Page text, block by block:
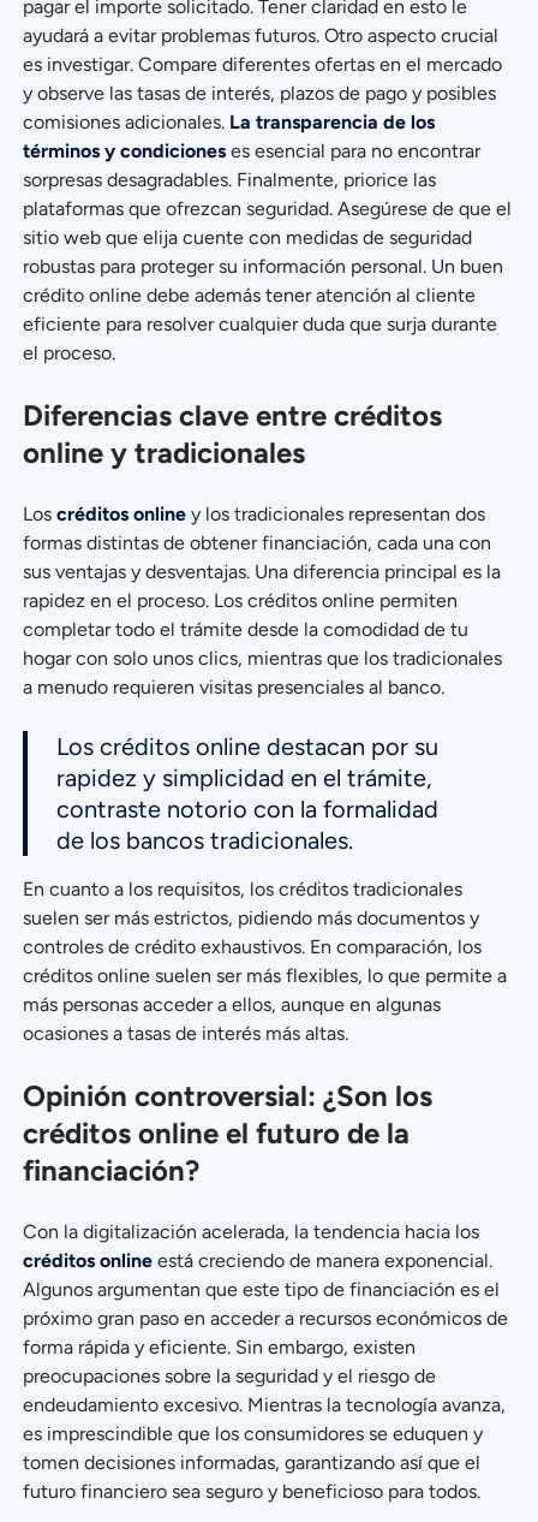
pagar el importe solicitado. Tener claridad en esto le
ayudará a evitar problemas futuros. Otro aspecto crucial
es investigar. Compare diferentes ofertas en el mercado
y observe las tasas de interés, plazos de pago y posibles
comisiones adicionales. La transparencia de los
términos y condiciones es esencial para no encontrar
sorpresas desagradables. Finalmente, priorice las
plataformas que ofrezcan seguridad. Asegúrese de que el
sitio web que elija cuente con medidas de seguridad
robustas para proteger su información personal. Un buen
crédito online debe además tener atención al cliente
eficiente para resolver cualquier duda que surja durante
el proceso.
Diferencias clave entre créditos
online y tradicionales
Loscréditos online y los tradicionales representan dos
formas distintas de obtener financiación, cada una con
sus ventajas y desventajas. Una diferencia principal es la
rapidez en el proceso. Los créditos online permiten
completar todo el trámite desde la comodidad de tu
hogar con solo unos clics, mientras que los tradicionales
a menudo requieren visitas presenciales al banco.
Los créditos online destacan por su
rapidez y simplicidad en el trámite,
contraste notorio con la formalidad
de los bancos tradicionales.
En cuanto a los requisitos, los créditos tradicionales
suelen ser más estrictos, pidiendo más documentos y
controles de crédito exhaustivos. En comparación, los
créditos online suelen ser más flexibles, lo que permite a
más personas acceder a ellos, aunque en algunas
ocasiones a tasas de interés más altas.
Opinión controversial: ¿Son los
créditos online el futuro de la
financiación?
Con la digitalización acelerada, la tendencia hacia los
créditos online está creciendo de manera exponencial.
Algunos argumentan que este tipo de financiación es el
próximo gran paso en acceder a recursos económicos de
forma rápida y eficiente. Sin embargo, existen
preocupaciones sobre la seguridad y el riesgo de
endeudamiento excesivo. Mientras la tecnología avanza,
es imprescindible que los consumidores se eduquen y
tomen decisiones informadas, garantizando así que el
futuro financiero sea seguro y beneficioso para todos.